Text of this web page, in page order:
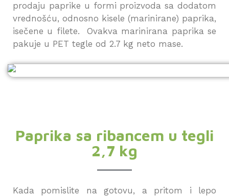
prodaju paprike u formi proizvoda sa dodatom
vrednošću, odnosno kisele (marinirane) paprika,
isečene u filete. Ovakva marinirana paprika se
pakuje u PET tegle od 2.7 kg neto mase.
Paprika sa ribancem u tegli
2,7 kg
Kada pomislite na gotovu, a pritom i lepo